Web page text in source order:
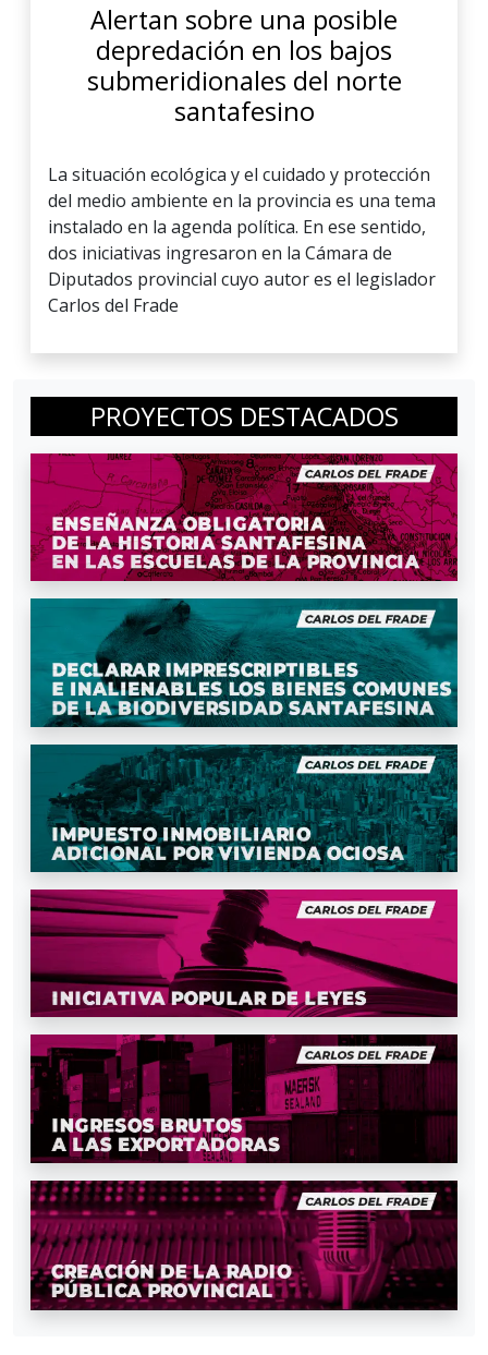
Alertan sobre una posible
depredación en los bajos
submeridionales del norte
santafesino
La situación ecológica y el cuidado y protección
del medio ambiente en la provincia es una tema
instalado en la agenda política. En ese sentido,
dos iniciativas ingresaron en la Cámara de
Diputados provincial cuyo autor es el legislador
Carlos del Frade
PROYECTOS DESTACADOS